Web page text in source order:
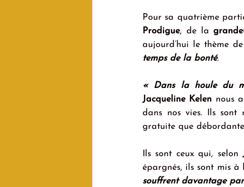
Pour sa quatrième
Prodigue, de la
aujourd’hui le thème
temps de la bonté.
« Dans la houle du
Jacqueline Kelen nous
dans nos vies. Ils sont
gratuite que
Ils sont ceux qui, selon
épargnés, ils sont mis à
souffrent davantage